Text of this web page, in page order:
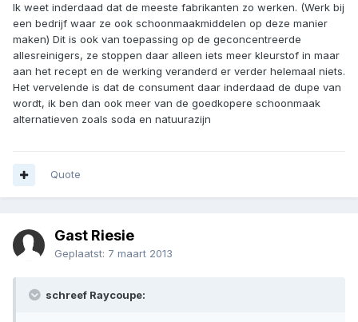
Ik weet inderdaad dat de meeste fabrikanten zo werken. (Werk bij
een bedrijf waar ze ook schoonmaakmiddelen op deze manier
maken) Dit is ook van toepassing op de geconcentreerde
allesreinigers, ze stoppen daar alleen iets meer kleurstof in maar
aan het recept en de werking veranderd er verder helemaal niets.
Het vervelende is dat de consument daar inderdaad de dupe van
wordt, ik ben dan ook meer van de goedkopere schoonmaak
alternatieven zoals soda en natuurazijn
Quote
Gast Riesie
Geplaatst: 7 maart 2013
schreef Raycoupe: